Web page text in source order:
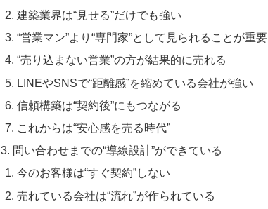
建築業界は“見せる”だけでも強い
“営業マン”より“専門家”として見られることが重要
“売り込まない営業”の方が結果的に売れる
LINEやSNSで“距離感”を縮めている会社が強い
信頼構築は“契約後”にもつながる
これからは“安心感を売る時代”
3. 問い合わせまでの“導線設計”ができている
今のお客様は“すぐ契約”しない
売れている会社は“流れ”が作られている